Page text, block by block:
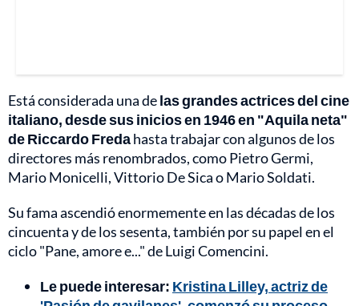
Está considerada una delas grandes actrices del cine
italiano, desde sus inicios en 1946 en "Aquila neta"
de Riccardo Fredahasta trabajar con algunos de los
directores más renombrados, como Pietro Germi,
Mario Monicelli, Vittorio De Sica o Mario Soldati.
Su fama ascendió enormemente en las décadas de los
cincuenta y de los sesenta, también por su papel en el
ciclo "Pane, amore e..." de Luigi Comencini.
Le puede interesar: Kristina Lilley, actriz de